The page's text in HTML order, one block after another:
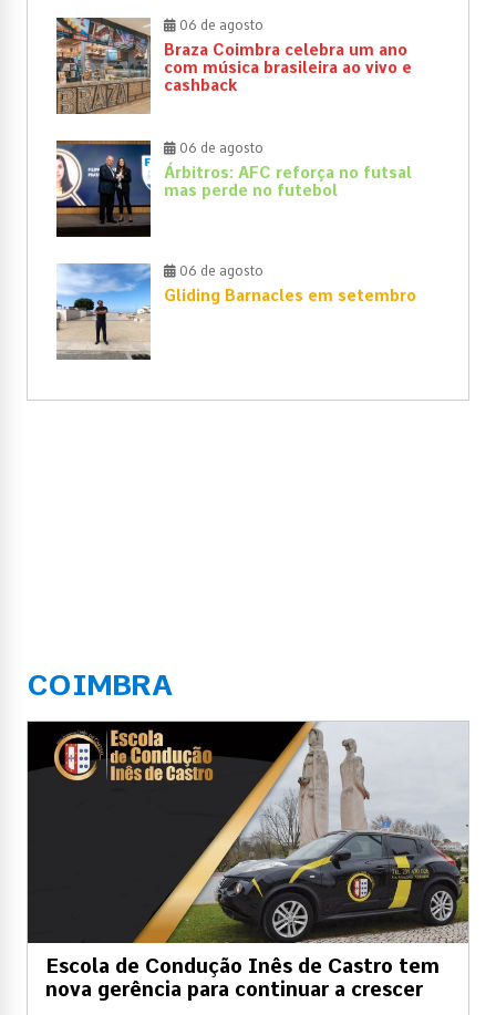
06 de agosto
Braza Coimbra celebra um ano
com música brasileira ao vivo e
cashback
06 de agosto
Árbitros: AFC reforça no futsal
mas perde no futebol
06 de agosto
Gliding Barnacles em setembro
COIMBRA
Escola de Condução Inês de Castro tem
nova gerência para continuar a crescer